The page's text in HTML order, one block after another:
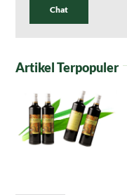
Chat
Artikel Terpopuler